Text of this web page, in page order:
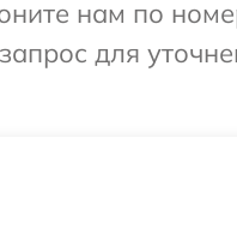
нам по
для